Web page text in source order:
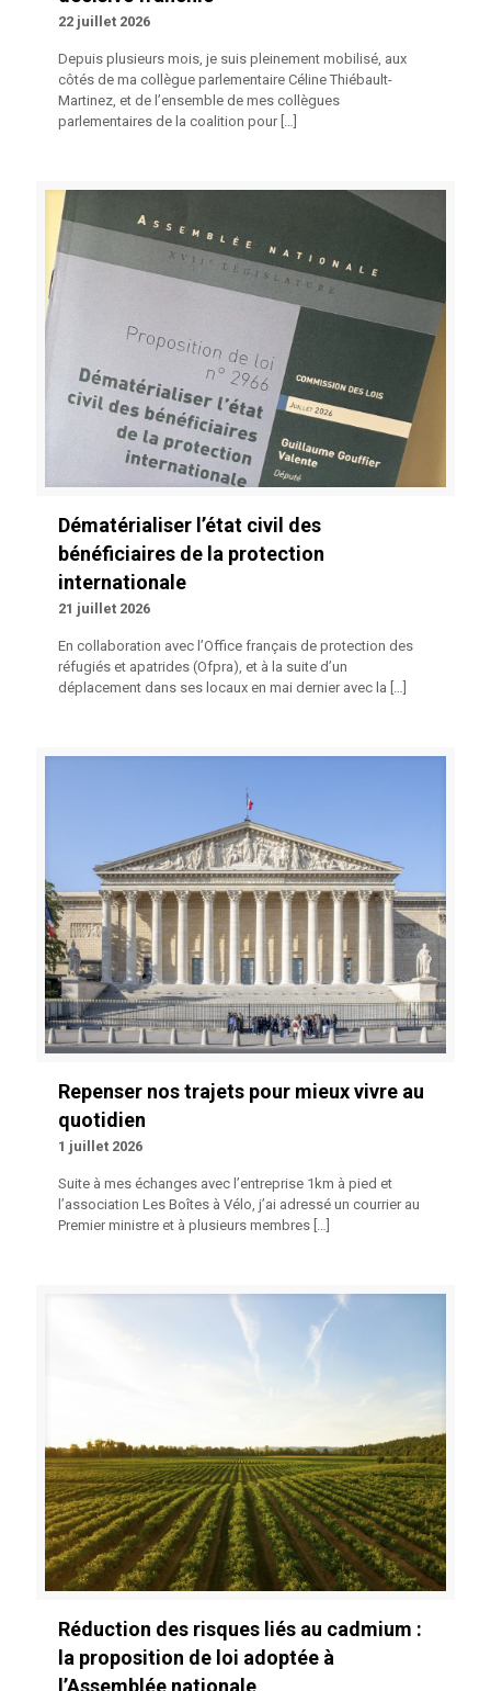
22 juillet 2026
Depuis plusieurs mois, je suis pleinement mobilisé, aux
côtés de ma collègue parlementaire Céline Thiébault-
Martinez, et de l’ensemble de mes collègues
parlementaires de la coalition pour[…]
Dématérialiser l’état civil des
bénéficiaires de la protection
internationale
21 juillet 2026
En collaboration avec l’Office français de protection des
réfugiés et apatrides (Ofpra), et à la suite d’un
déplacement dans ses locaux en mai dernier avec la
Repenser nos trajets pour mieux vivre au
quotidien
1 juillet 2026
Suite à mes échanges avec l’entreprise 1km à pied et
l’association Les Boîtes à Vélo, j’ai adressé un courrier au
Premier ministre et à plusieurs membres
Réduction des risques liés au cadmium :
la proposition de loi adoptée à
l’Assemblée nationale